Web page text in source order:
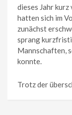
dieses Jahr
hatten sich im
zunächst
sprang
Mannschaften,
konnte.
Trotz der